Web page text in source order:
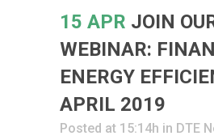
15 APR JOIN
WEBINAR:
ENERGY
APRIL 2019
Posted at 15:14h in DTE